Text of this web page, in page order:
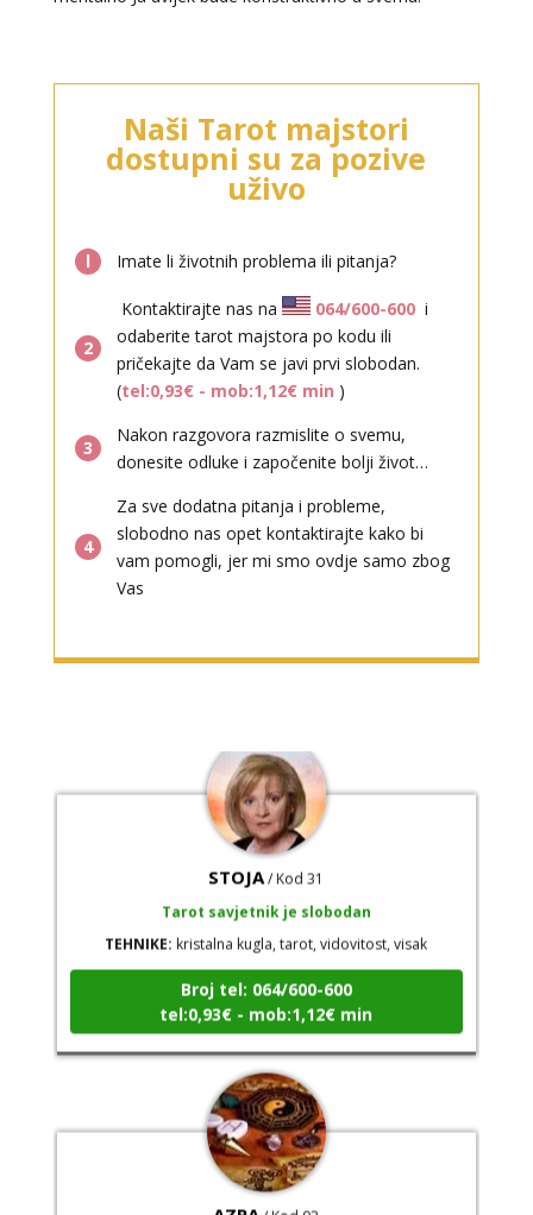
Naši Tarot majstori
dostupni su za pozive
uživo
l Imate li životnih problema ili pitanja?
2
Kontaktirajte nas na 064/600-600 i
odaberite tarot majstora po kodu ili
pričekajte da Vam se javi prvi slobodan.
(tel:0,93€ - mob:1,12€ min )
3
Nakon razgovora razmislite o svemu,
donesite odluke i započenite bolji život…
4
Za sve dodatna pitanja i probleme,
slobodno nas opet kontaktirajte kako bi
vam pomogli, jer mi smo ovdje samo zbog
Vas
Tarot savjetnik je slobodan
TEHNIKE:numerologija, anđeoski i ljubavni tarot, visak, yi
ching, knjiga promjena mudrosti, rune, izrada runskih
Broj tel: 064/600-600
Tarot savjetnik je zauzet
TEHNIKE:vedska astrologija (jyotish), reiki, tarot, oracle
tel:0,93€ - mob:1,12€ min
STOJA/ Kod 31
Tarot savjetnik je slobodan
TEHNIKE:kristalna kugla, tarot, vidovitost, visak
Broj tel: 064/600-600
tel:0,93€ - mob:1,12€ min
AZRA/ Kod 02